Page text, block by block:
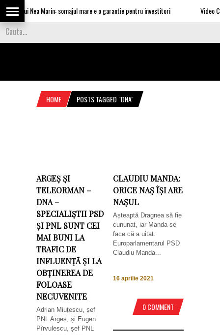
lui Nea Marin: somajul mare e o garantie pentru investitori Video
HOME POSTS TAGGED "DNA"
ARGEȘ ȘI
TELEORMAN –
DNA –
SPECIALIȘTII PSD
ȘI PNL SUNT CEI
MAI BUNI LA
TRAFIC DE
INFLUENȚĂ ȘI LA
OBȚINEREA DE
FOLOASE
NECUVENITE
Adrian Miuțescu, șef
PNL Argeș, și Eugen
Pîrvulescu, șef PNL
CLAUDIU MANDA:
ORICE NAȘ ÎȘI ARE
NAȘUL
Așteaptă Dragnea să fie
cununat, iar Manda se
face că a uitat.
Europarlamentarul PSD
Claudiu Manda...
16 aprilie 2021
0 COMMENT